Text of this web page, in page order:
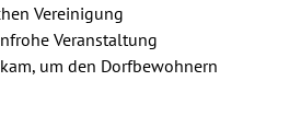
Vereinigung
Veranstaltung
um den Dorfbewohnern